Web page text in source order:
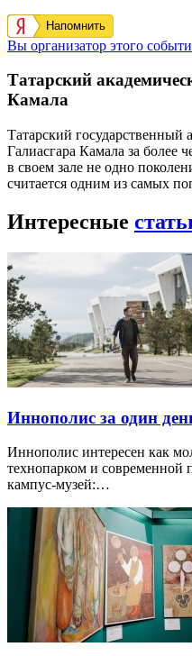
Напомнить
Вы организатор этого
Татарский
Камала
Татарский государственный
Галиасгара Камала за более
в своем зале не одно
считается одним из самых
Интересные
Иннополис за один
Иннополис интересен как
технопарком и современной
кампус-музей:…